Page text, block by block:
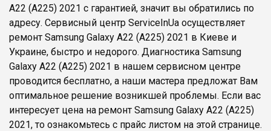
UK
A22 (A225) 2021 с гарантией, значит вы обратились по
адресу. Сервисный центр ServiceInUa осуществляет
ремонт Samsung Galaxy A22 (A225) 2021 в Киеве и
Украине, быстро и недорого. Диагностика Samsung
Galaxy A22 (A225) 2021 в нашем сервисном центре
проводится бесплатно, а наши мастера предложат Вам
оптимальное решение возникшей проблемы. Если вас
интересует цена на ремонт Samsung Galaxy A22 (A225)
2021, то ознакомьтесь с прайс листом на этой странице.